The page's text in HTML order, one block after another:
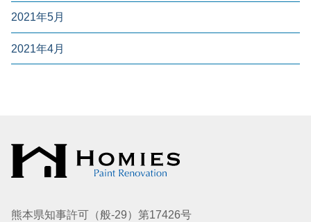
2021年5月
2021年4月
熊本県知事許可（般-29）第17426号